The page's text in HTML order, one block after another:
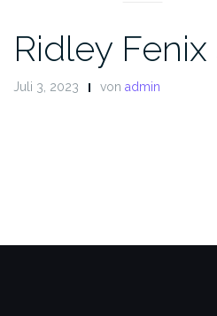
Ridley Fenix
Juli 3, 2023 von admin